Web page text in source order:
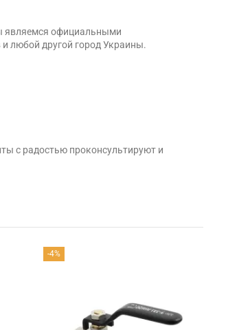
являемся официальными
любой другой город Украины.
с радостью проконсультируют и
-4%